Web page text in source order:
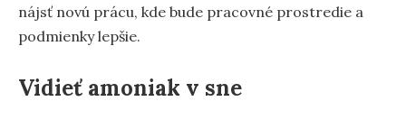
nájsť novú prácu, kde bude pracovné prostredie a
podmienky lepšie.
Vidieť amoniak v sne